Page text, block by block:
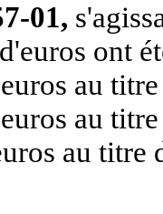
01,
ont
au
au
au titre